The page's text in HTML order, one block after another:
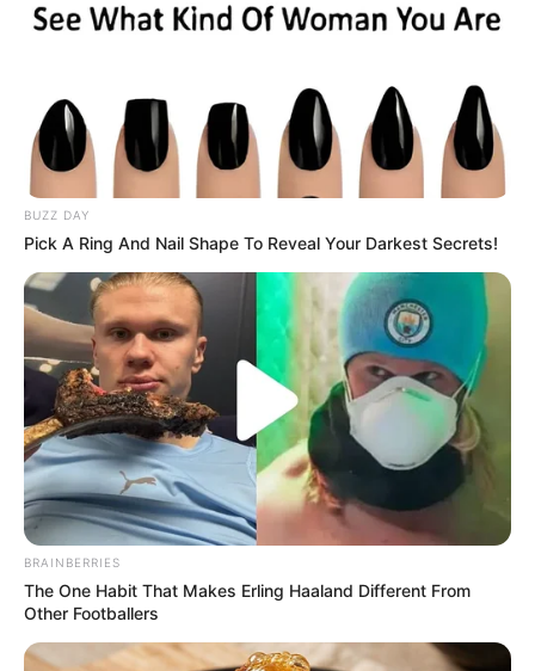
album berjudulMama(2012).
First Seven Kisses
(2016),
Andante(2017–2018), Spring Has Come(2018) dan
Miracle That
We Met (2018).
BUZZ DAY
Pick A Ring And Nail Shape To Reveal Your Darkest Secrets!
BRAINBERRIES
The One Habit That Makes Erling Haaland Different From
Other Footballers